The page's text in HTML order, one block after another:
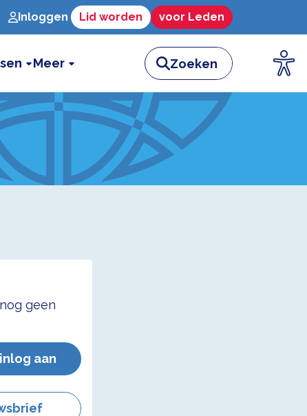
Inloggen Lid worden voor Leden
Meer
geen
aan